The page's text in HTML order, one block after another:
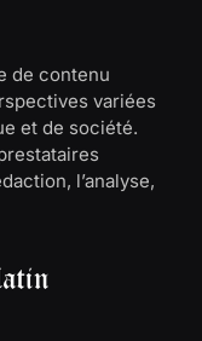
de contenu
variées
et de société.
l’analyse,